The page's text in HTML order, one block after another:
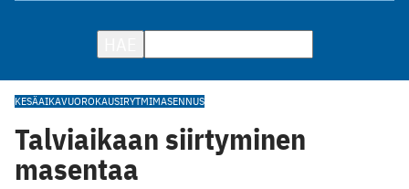
KESÄAIKAVUOROKAUSIRYTMIMASENNUS
Talviaikaan siirtyminen
masentaa